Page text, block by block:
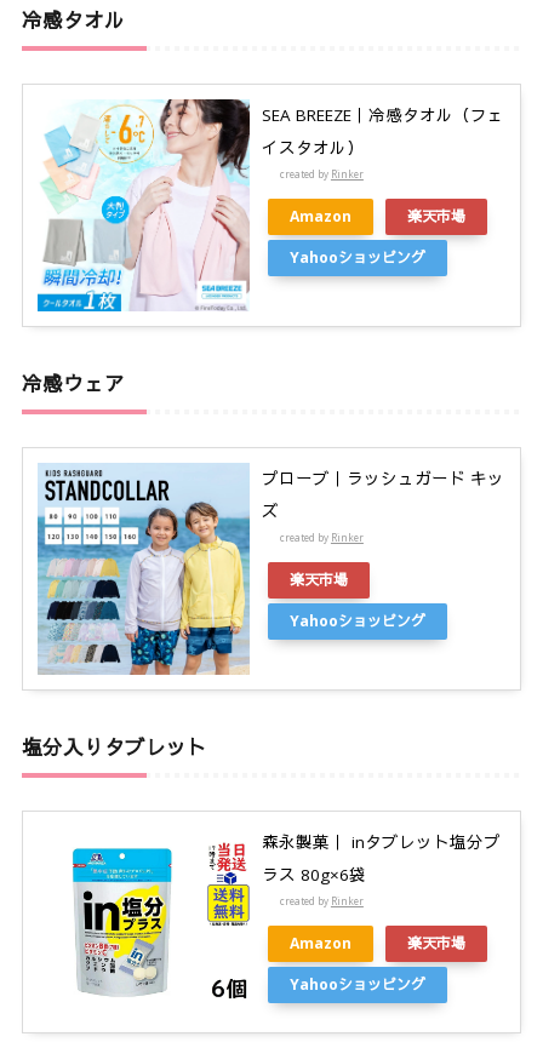
冷感タオル
SEA BREEZE｜冷感タオル（フェ
イスタオル）
created by Rinker
Amazon
楽天市場
Yahooショッピング
冷感ウェア
プローブ｜ラッシュガード キッ
ズ
created by Rinker
楽天市場
Yahooショッピング
塩分入りタブレット
森永製菓｜ inタブレット塩分プ
ラス 80g×6袋
created by Rinker
Amazon
楽天市場
Yahooショッピング